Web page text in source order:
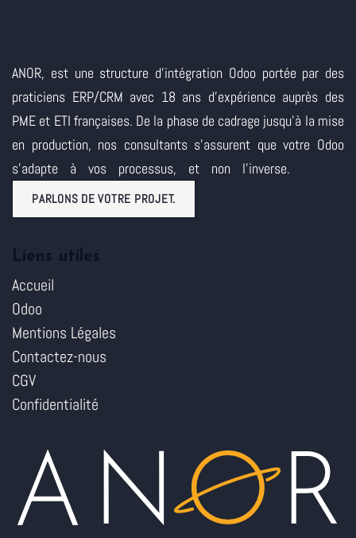
ANOR, est une structure d'intégration Odoo portée par des
praticiens ERP/CRM avec 18 ans d'expérience auprès des
PME et ETI françaises. De la phase de cadrage jusqu'à la mise
en production, nos consultants s'assurent que votre Odoo
s'adapte à vos processus, et non l'inverse.
PARLONS DE VOTRE PROJET.
Accueil
Odoo
Mentions Légales
Contactez-nous
CGV
Confidentialité